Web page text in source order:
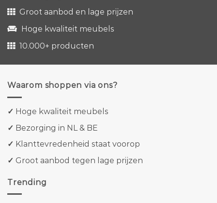
Groot aanbod en lage prijzen
Hoge kwaliteit meubels
10.000+ producten
Waarom shoppen via ons?
✓ Hoge kwaliteit meubels
✓ Bezorging in NL & BE
✓ Klanttevredenheid staat voorop
✓ Groot aanbod tegen lage prijzen
Trending